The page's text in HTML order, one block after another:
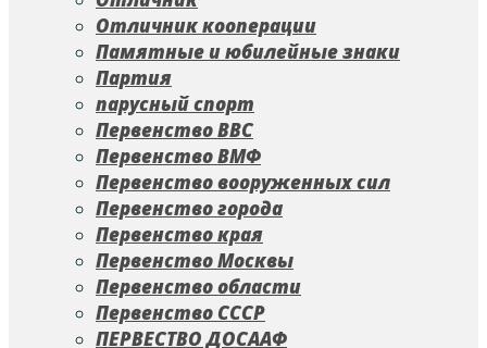
Отличник кооперации
Памятные и юбилейные знаки
Партия
парусный спорт
Первенство ВВС
Первенство ВМФ
Первенство вооруженных сил
Первенство города
Первенство края
Первенство Москвы
Первенство области
Первенство СССР
ПЕРВЕСТВО ДОСААФ